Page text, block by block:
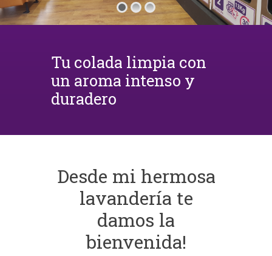
Tu colada limpia con
un aroma intenso y
duradero
Desde mi hermosa
lavandería te
damos la
bienvenida!